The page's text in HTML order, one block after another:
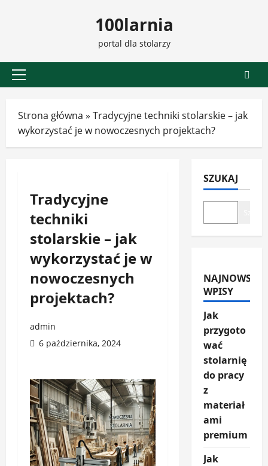
100larnia
portal dla stolarzy
Menu
Strona główna » Tradycyjne techniki stolarskie – jak
wykorzystać je w nowoczesnych projektach?
Tradycyjne
techniki
stolarskie – jak
wykorzystać je w
nowoczesnych
projektach?
admin
6 października, 2024
SZUKAJ
NAJNOWSZE
WPISY
Jak
przygoto
wać
stolarnię
do pracy
z
materiał
ami
premium
Jak